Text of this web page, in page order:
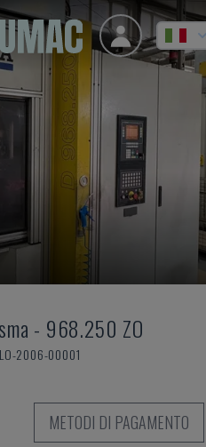
- 968.250 ZO
2006-00001
METODI DI PAGAMENTO